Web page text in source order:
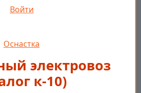
Войти
Оснастка
электровоз
к-10)